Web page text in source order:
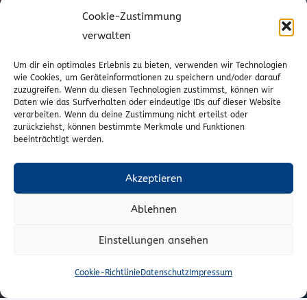
Cookie-Zustimmung
verwalten
Um dir ein optimales Erlebnis zu bieten, verwenden wir Technologien
wie Cookies, um Geräteinformationen zu speichern und/oder darauf
zuzugreifen. Wenn du diesen Technologien zustimmst, können wir
Daten wie das Surfverhalten oder eindeutige IDs auf dieser Website
verarbeiten. Wenn du deine Zustimmung nicht erteilst oder
zurückziehst, können bestimmte Merkmale und Funktionen
beeinträchtigt werden.
Akzeptieren
Ablehnen
Einstellungen ansehen
Cookie-Richtlinie Datenschutz Impressum
Cookie-Richtlinie (EU)
Kontakt
Wr. Neustädterstrasse 20
02252/72974